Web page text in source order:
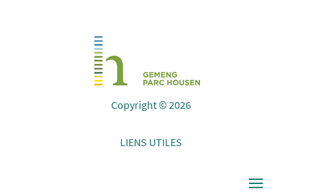
Copyright © 2026
LIENS UTILES